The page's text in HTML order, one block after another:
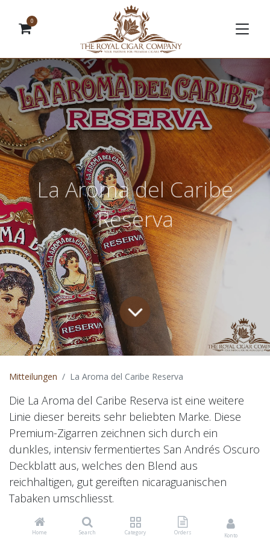
Home Search Category Orders Konto
0
La Aroma del Caribe
Reserva
Mitteilungen La Aroma del Caribe Reserva
Die La Aroma del Caribe Reserva ist eine weitere
Linie dieser bereits sehr beliebten Marke. Diese
Premium-Zigarren zeichnen sich durch ein
dunkles, intensiv fermentiertes San Andrés Oscuro
Deckblatt aus, welches den Blend aus
reichhaltigen, gut gereiften nicaraguanischen
Tabaken umschliesst.
Die Zigarren bieten ein reiches